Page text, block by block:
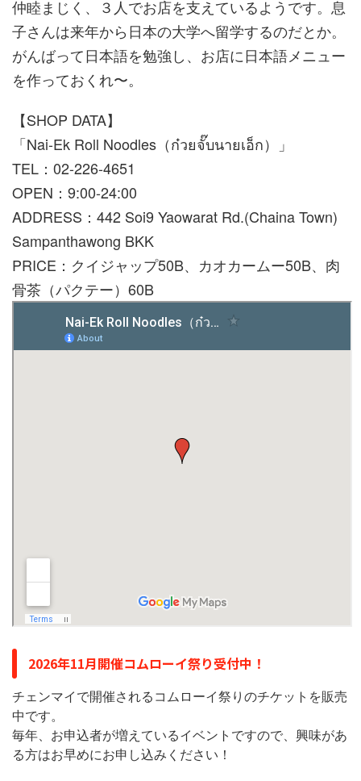
仲睦まじく、３人でお店を支えているようです。息
子さんは来年から日本の大学へ留学するのだとか。
がんばって日本語を勉強し、お店に日本語メニュー
を作っておくれ〜。
【SHOP DATA】
「Nai-Ek Roll Noodles（ก๋วยจั๊บนายเอ็ก）」
TEL：02-226-4651
OPEN：9:00-24:00
ADDRESS：442 Soi9 Yaowarat Rd.(Chaina Town)
Sampanthawong BKK
PRICE：クイジャップ50B、カオカームー50B、肉
骨茶（パクテー）60B
2026年11月開催コムローイ祭り受付中！
チェンマイで開催されるコムローイ祭りのチケットを販売
中です。
毎年、お申込者が増えているイベントですので、興味があ
る方はお早めにお申し込みください！